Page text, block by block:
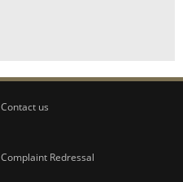
Contact us
Complaint Redressal